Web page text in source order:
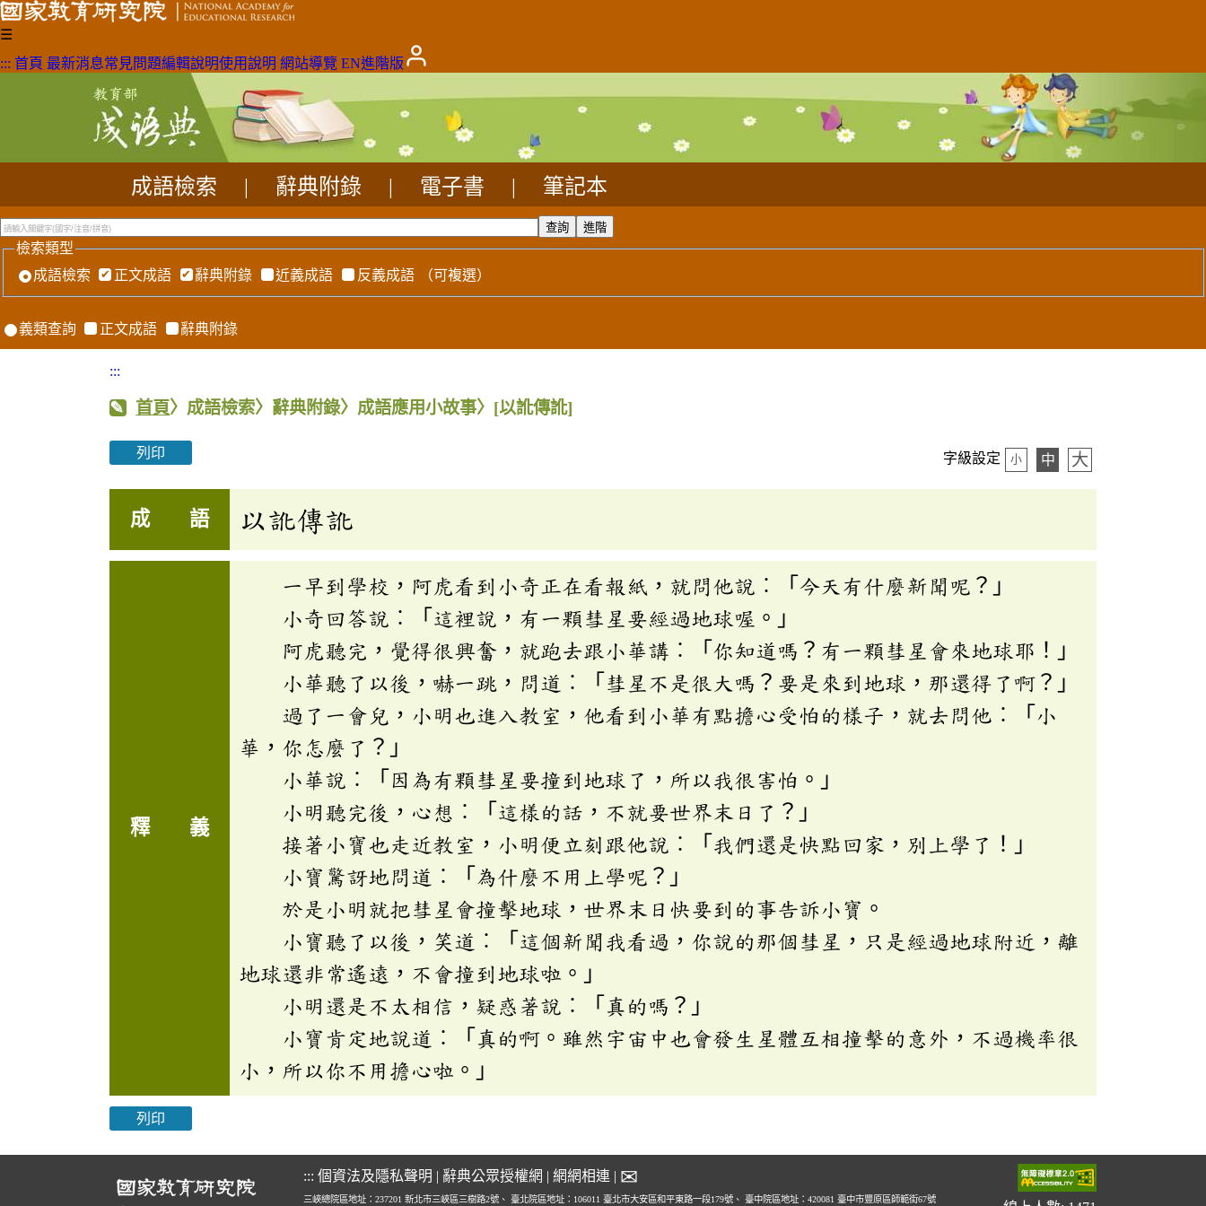
☰
::: 首頁 最新消息常見問題編輯說明使用說明 網站導覽 EN進階版
成語檢索 辭典附錄 電子書 筆記本
檢索類型
成語檢索
正文成語 辭典附錄 近義成語 反義成語 （可複選）
義類查詢 正文成語 辭典附錄
:::
首頁〉成語檢索〉辭典附錄〉成語應用小故事〉 [以訛傳訛]
列印 字級設定 小 中 大
成 語 以訛傳訛
釋 義
一早到學校，阿虎看到小奇正在看報紙，就問他說︰「今天有什麼新聞呢？」
小奇回答說︰「這裡說，有一顆彗星要經過地球喔。」
阿虎聽完，覺得很興奮，就跑去跟小華講︰「你知道嗎？有一顆彗星會來地球耶！」
小華聽了以後，嚇一跳，問道︰「彗星不是很大嗎？要是來到地球，那還得了啊？」
過了一會兒，小明也進入教室，他看到小華有點擔心受怕的樣子，就去問他︰「小
華，你怎麼了？」
小華說︰「因為有顆彗星要撞到地球了，所以我很害怕。」
小明聽完後，心想︰「這樣的話，不就要世界末日了？」
接著小寶也走近教室，小明便立刻跟他說︰「我們還是快點回家，別上學了！」
小寶驚訝地問道︰「為什麼不用上學呢？」
於是小明就把彗星會撞擊地球，世界末日快要到的事告訴小寶。
小寶聽了以後，笑道︰「這個新聞我看過，你說的那個彗星，只是經過地球附近，離
地球還非常遙遠，不會撞到地球啦。」
小明還是不太相信，疑惑著說︰「真的嗎？」
小寶肯定地說道︰「真的啊。雖然宇宙中也會發生星體互相撞擊的意外，不過機率很
小，所以你不用擔心啦。」
列印
::: 個資法及隱私聲明 | 辭典公眾授權網 | 網網相連 | ✉
三峽總院區地址：237201 新北市三峽區三樹路2號、 臺北院區地址：106011 臺北市大安區和平東路一段179號、 臺中院區地址：420081 臺中市豐原區師範街67號